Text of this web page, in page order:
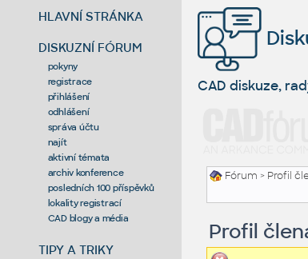
HLAVNÍ STRÁNKA
DISKUZNÍ FÓRUM
pokyny
registrace
přihlášení
odhlášení
správa účtu
najít
aktivní témata
archiv konference
posledních 100 příspěvků
lokality registrací
CAD blogy a média
TIPY A TRIKY
CAD diskuze,
Fórum > Profil
Profil